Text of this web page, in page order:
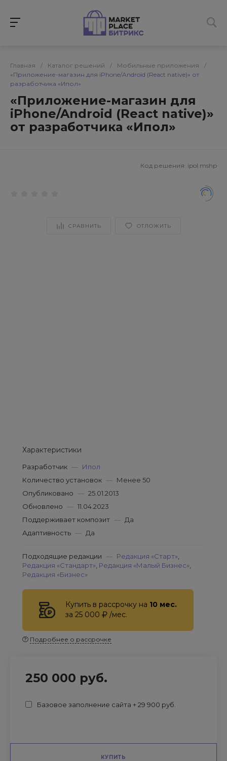
Главная / Каталог решений / Мобильные приложения
/
«Приложение-магазин для iPhone/Android (React native)» от
разработчика «Ипол»
«Приложение-магазин для
iPhone/Android (React native)»
от разработчика «Ипол»
Код решения: ipol.mshp
СРАВНИТЬ ОТЛОЖИТЬ
Характеристики
Разработчик — Ипол
Количество установок — Менее 50
Опубликовано — 25.01.2013
Обновлено — 11.04.2023
Поддерживает композит — Да
Адаптивность — Да
Подходящие редакции — Редакция «Старт»
Редакция «Стандарт» Редакция «Малый Бизнес»
Редакция «Бизнес»
Купить в рассрочку на 10 мес.
за 25 000
/мес.
Подробнее о рассрочке
250 000 руб.
Базовое заполнение сайта + 29 900 руб.
КУПИТЬ